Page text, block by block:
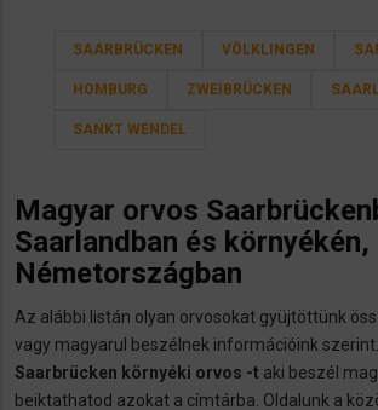
SAARBRÜCKEN VÖLKLINGEN
HOMBURG ZWEIBRÜCKEN
SANKT WENDEL
Magyar orvos
Saarlandban és környékén,
Németországban
Az alábbi listán olyan orvosokat gyüjtöttünk
vagy magyarul beszélnek információink
Saarbrücken környéki orvos -t aki beszél
beiktathatod azokat a címtárba. Oldalunk a